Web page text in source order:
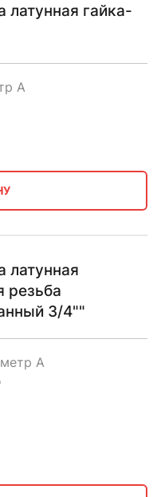
латунная гайка-
A
латунная
резьба
3/4""
A